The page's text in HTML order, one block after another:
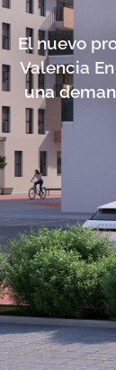
El nuevo
Valencia
una